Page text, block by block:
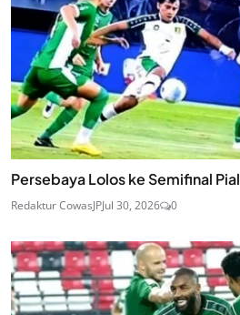
Persebaya Lolos ke Semifinal
Redaktur CowasJPJul 30, 2026 0